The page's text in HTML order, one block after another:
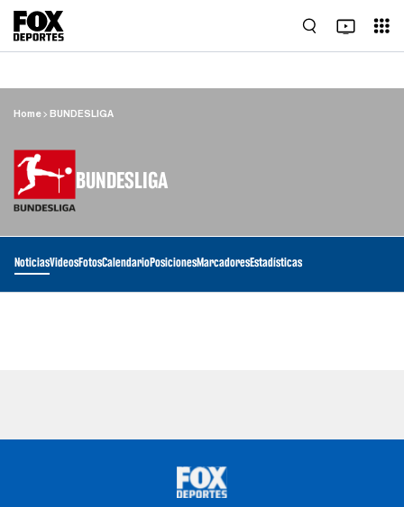
Home BUNDESLIGA
BUNDESLIGA
NoticiasVideosFotosCalendarioPosicionesMarcadoresEstadísticas